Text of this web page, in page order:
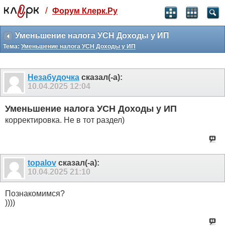
Святые угодники, Клерк без рекламы
прекрасен:)
месяц
3 месяца
259
₽
-10%
499 ₽
-15%
/ Форум Клерк.Ру
Уменьшение налога УСН Доходы у ИП
Тема: Уменьшение налога УСН Доходы у ИП
Незабудочка сказал(-а):
10.04.2025 12:04
Уменьшение налога УСН Доходы у ИП
корректировка. Не в тот раздел)
topalov сказал(-а):
10.04.2025 21:10
Познакомимся?
))))